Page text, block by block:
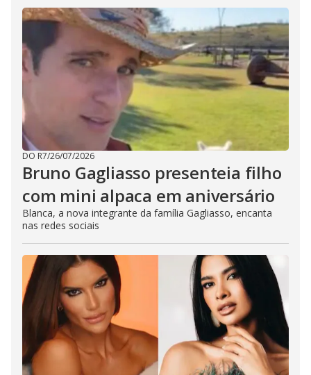
DO R7/26/07/2026
Bruno Gagliasso presenteia filho
com mini alpaca em aniversário
Blanca, a nova integrante da família Gagliasso, encanta
nas redes sociais